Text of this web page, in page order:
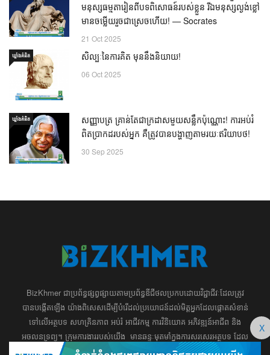
មនុស្សធម្មតារៀនពីបទពិសោធន៍របស់ខ្លួន រីឯមនុស្សល្ងង់ខ្លៅ
មានចម្លើយរួចជាស្រេចហើយ! — Socrates
21 Oct 2025
ឃ្លាំង​គំនិត សិល្បៈនៃការគិត មុននឹងនិយាយ!
06 Oct 2025
ឃ្លាំង​គំនិត
សញ្ញាបត្រ គ្រាន់តែជាក្រដាសមួយសន្លឹកប៉ុណ្ណោះ! ការអប់រំ
ពិតប្រាកដរបស់អ្នក គឺត្រូវបានបង្ហាញតាមរយៈឥរិយាបថ!
30 Sep 2025
BizKhmer ​ជា​​ប្រព័ន្ធ​ផ្សព្វផ្សាយ​តាម​ប្រព័ន្ធ​ឌីជីថល​​​ប្រកប​ដោយ​វិជ្ជាជីវៈ​ដែល​​​ត្រូវ​
បាន​បង្កើតឡើង យ៉ាង​ពិសេស​​ដើម្បី​បំរើ​ដល់​ប្រយោជន៍​​​ដល់​មិត្ត​អ្នក​ដែល​ផ្ដោត​សំខាន់​
ទៅ​លើ​អត្ថបទ​ សហគ្រិន​ភាព អប់រំ ​​អាជីវកម្ម​ ​ការ​វិនិយោគ​ ​អភិវឌ្ឍន៍​អាជីព​ និង​
អចលនទ្រព្យ។ ​ក្រុម​​ការងារ​របស់​យើង​ ​​ មាន​ឆន្ទៈ​​មុតមាំ​​​ក្នុង​​ការ​សរសេរ​​អត្ថបទ​​ ដែល​
សុទ្ធតែ​សំខាន់​សម្រាប់​ ជំនួញ​ ការសិក្សា​ ​និង ការ​សម្រេច​ចិត្ត​របស់​​លោក​អ្នក​ ជា
X